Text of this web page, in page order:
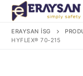
İçeriğe
atla
ERAYSAN İSG
HYFLEX® 70-215